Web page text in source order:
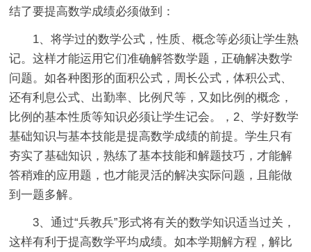
结了要提高数学成绩必须做到：
1、将学过的数学公式，性质、概念等必须让学生熟
记。这样才能运用它们准确解答数学题，正确解决数学
问题。如各种图形的面积公式，周长公式，体积公式、
还有利息公式、出勤率、比例尺等，又如比例的概念，
比例的基本性质等知识必须让学生记会。，2、学好数学
基础知识与基本技能是提高数学成绩的前提。学生只有
夯实了基础知识，熟练了基本技能和解题技巧，才能解
答稍难的应用题，也才能灵活的解决实际问题，且能做
到一题多解。
3、通过“兵教兵”形式将有关的数学知识适当过关，
这样有利于提高数学平均成绩。如本学期解方程，解比